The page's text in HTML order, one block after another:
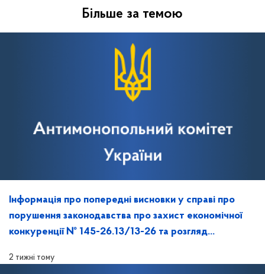
Більше за темою
Інформація про попередні висновки у справі про
порушення законодавства про захист економічної
конкуренції № 145-26.13/13-26 та розгляд
комітету України
2 тижні тому